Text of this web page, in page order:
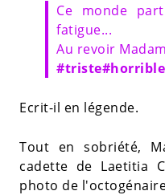
Ce monde
fatigue...
Au revoir
#triste#horrible
Ecrit-il en légende.
Tout en sobriété,
cadette de Laetitia
photo de